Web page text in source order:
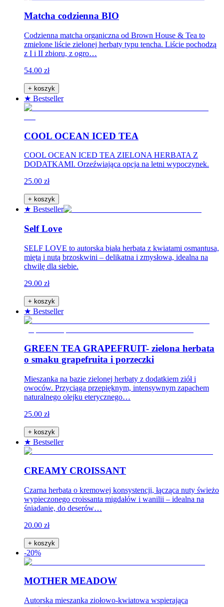
Matcha codzienna BIO
Codzienna matcha organiczna od Brown House & Tea to
zmielone liście zielonej herbaty typu tencha. Liście pochodzą
z I i II zbioru, z ogro…
54.00 zł
+ koszyk
★ Bestseller
COOL OCEAN ICED TEA
COOL OCEAN ICED TEA ZIELONA HERBATA Z
DODATKAMI. Orzeźwiająca opcja na letni wypoczynek.
25.00 zł
+ koszyk
★ Bestseller
Self Love
SELF LOVE to autorska biała herbata z kwiatami osmantusa,
miętą i nutą brzoskwini – delikatna i zmysłowa, idealna na
chwilę dla siebie.
29.00 zł
+ koszyk
★ Bestseller
GREEN TEA GRAPEFRUIT- zielona herbata
o smaku grapefruita i porzeczki
Mieszanka na bazie zielonej herbaty z dodatkiem ziół i
owoców. Przyciąga przepięknym, intensywnym zapachem
naturalnego olejku eterycznego…
25.00 zł
+ koszyk
★ Bestseller
CREAMY CROISSANT
Czarna herbata o kremowej konsystencji, łącząca nuty świeżo
wypieczonego croissanta migdałów i wanilii – idealna na
śniadanie, do deserów…
20.00 zł
+ koszyk
-20%
MOTHER MEADOW
Autorska mieszanka ziołowo-kwiatowa wspierająca